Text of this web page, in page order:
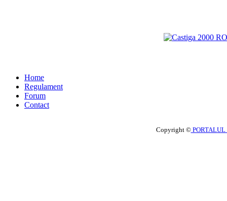
Home
Regulament
Forum
Contact
Copyright ©PORTALUL